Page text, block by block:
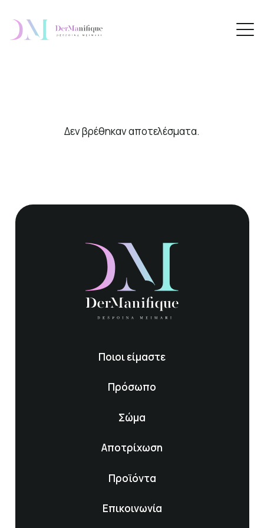
Δεν βρέθηκαν αποτελέσματα.
Ποιοι είμαστε
Πρόσωπο
Σώμα
Αποτρίχωση
Προϊόντα
Επικοινωνία